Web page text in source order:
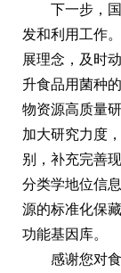
下一步，
发和利用工作
展理念，及时
升食品用菌种
物资源高质量
加大研究力度
别，补充完善
分类学地位信
源的标准化保
功能基因库。
感谢您对